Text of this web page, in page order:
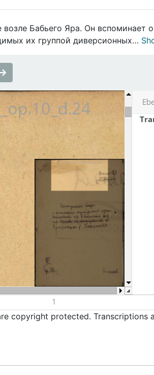
Бабьего Яра. Он вспоминает
их группой диверсионных…
copyright protected. Transcriptions